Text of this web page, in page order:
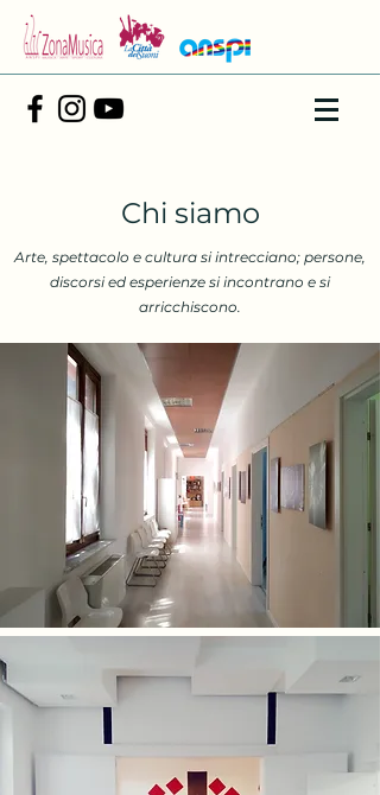
Chi siamo
Arte, spettacolo e cultura si intrecciano; persone,
discorsi ed esperienze si incontrano e si
arricchiscono.